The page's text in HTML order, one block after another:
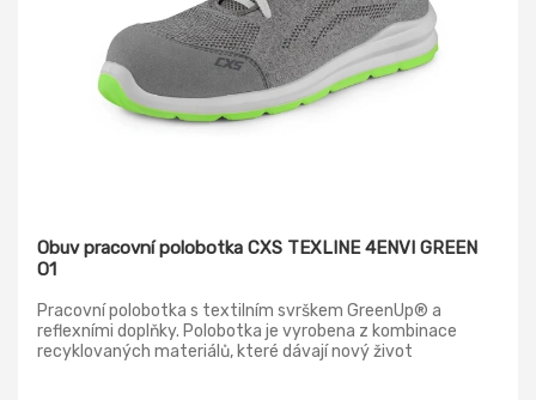
Obuv pracovní polobotka CXS TEXLINE 4ENVI GREEN
O1
Pracovní polobotka s textilním svrškem GreenUp® a
reflexními doplňky. Polobotka je vyrobena z kombinace
recyklovaných materiálů, které dávají nový život